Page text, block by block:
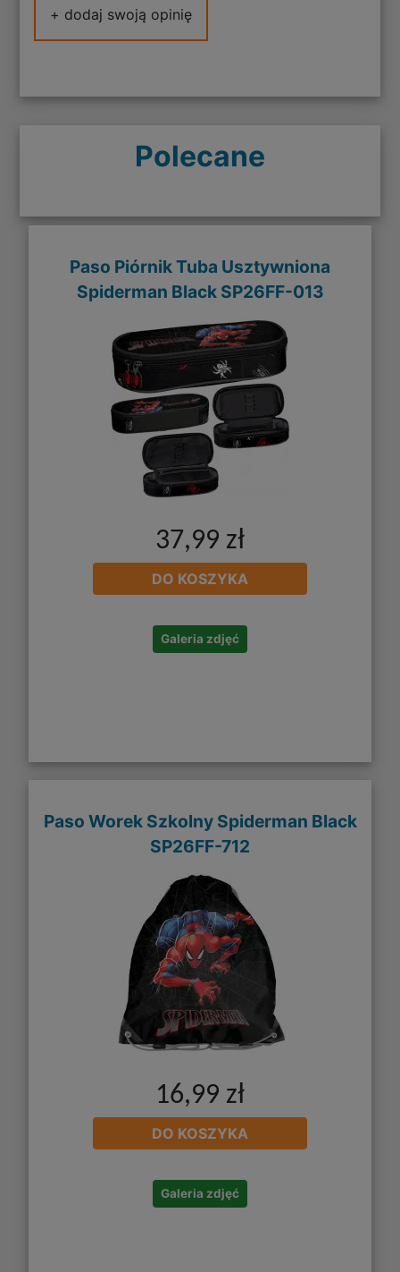
+ dodaj swoją opinię
Polecane
Paso Piórnik Tuba Usztywniona
Spiderman Black SP26FF-013
37,99 zł
DO KOSZYKA
Galeria zdjęć
Paso Worek Szkolny Spiderman Black
SP26FF-712
16,99 zł
DO KOSZYKA
Galeria zdjęć